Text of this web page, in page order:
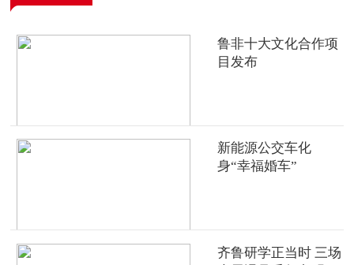
鲁非十大文化合作项
目发布
新能源公交车化
身“幸福婚车”
齐鲁研学正当时 三场